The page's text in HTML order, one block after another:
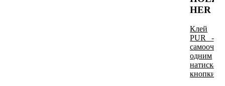
HER
Клей
PUR -
одним
кнопки